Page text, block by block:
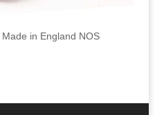
in England NOS